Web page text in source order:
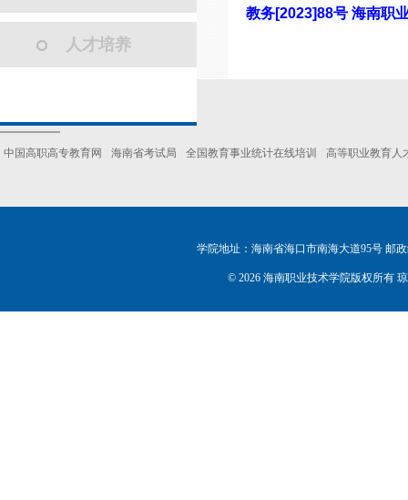
人才培养
教务[2023]88号 海南职
中国高职高专教育网 海南省考试局 全国教育事业统计在线培训 高等职业教育人
学院地址：海南省海口市南海大道95号 邮政
© 2026 海南职业技术学院版权所有